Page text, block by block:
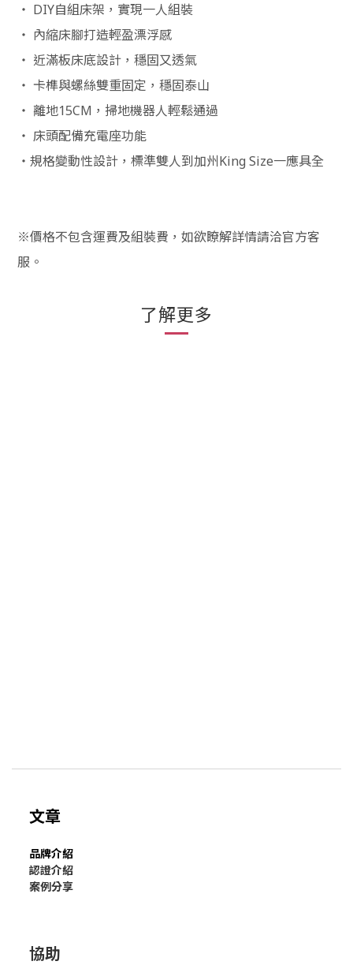
‧ DIY自組床架，實現一人組裝
‧ 內縮床腳打造輕盈漂浮感
‧ 近滿板床底設計，穩固又透氣
‧ 卡榫與螺絲雙重固定，穩固泰山
‧ 離地15CM，掃地機器人輕鬆通過
‧ 床頭配備充電座功能
‧規格變動性設計，標準雙人到加州King Size一應具全
※價格不包含運費及組裝費，如欲瞭解詳情請洽官方客
服。
了解更多
文章
品牌介紹
認證介紹
案例分享
協助